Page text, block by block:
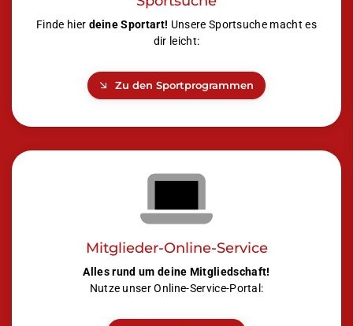
Finde hier deine Sportart! Unsere Sportsuche macht es
dir leicht:
Zu den Sportprogrammen
Mitglieder-Online-Service
Alles rund um deine Mitgliedschaft!
Nutze unser Online-Service-Portal: